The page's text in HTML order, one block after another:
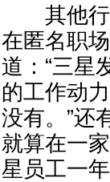
其他行
在匿名职
道：“三星
的工作动
没有。”还
就算在一
星员工一年